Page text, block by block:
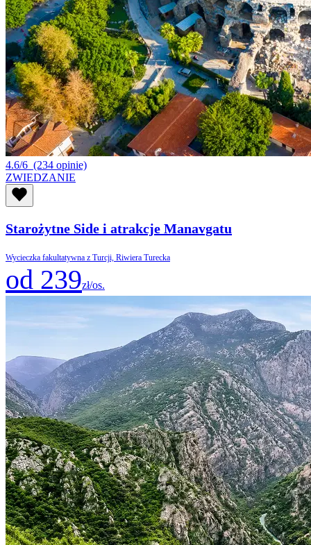
4.6/6 (234 opinie)
ZWIEDZANIE
Starożytne Side i atrakcje Manavgatu
Wycieczka fakultatywna z Turcji, Riwiera Turecka
od 239zł/os.